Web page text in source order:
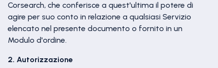
Corsearch, che conferisce a quest'ultima il potere di
agire per suo conto in relazione a qualsiasi Servizio
elencato nel presente documento o fornito in un
Modulo d'ordine.
2. Autorizzazione